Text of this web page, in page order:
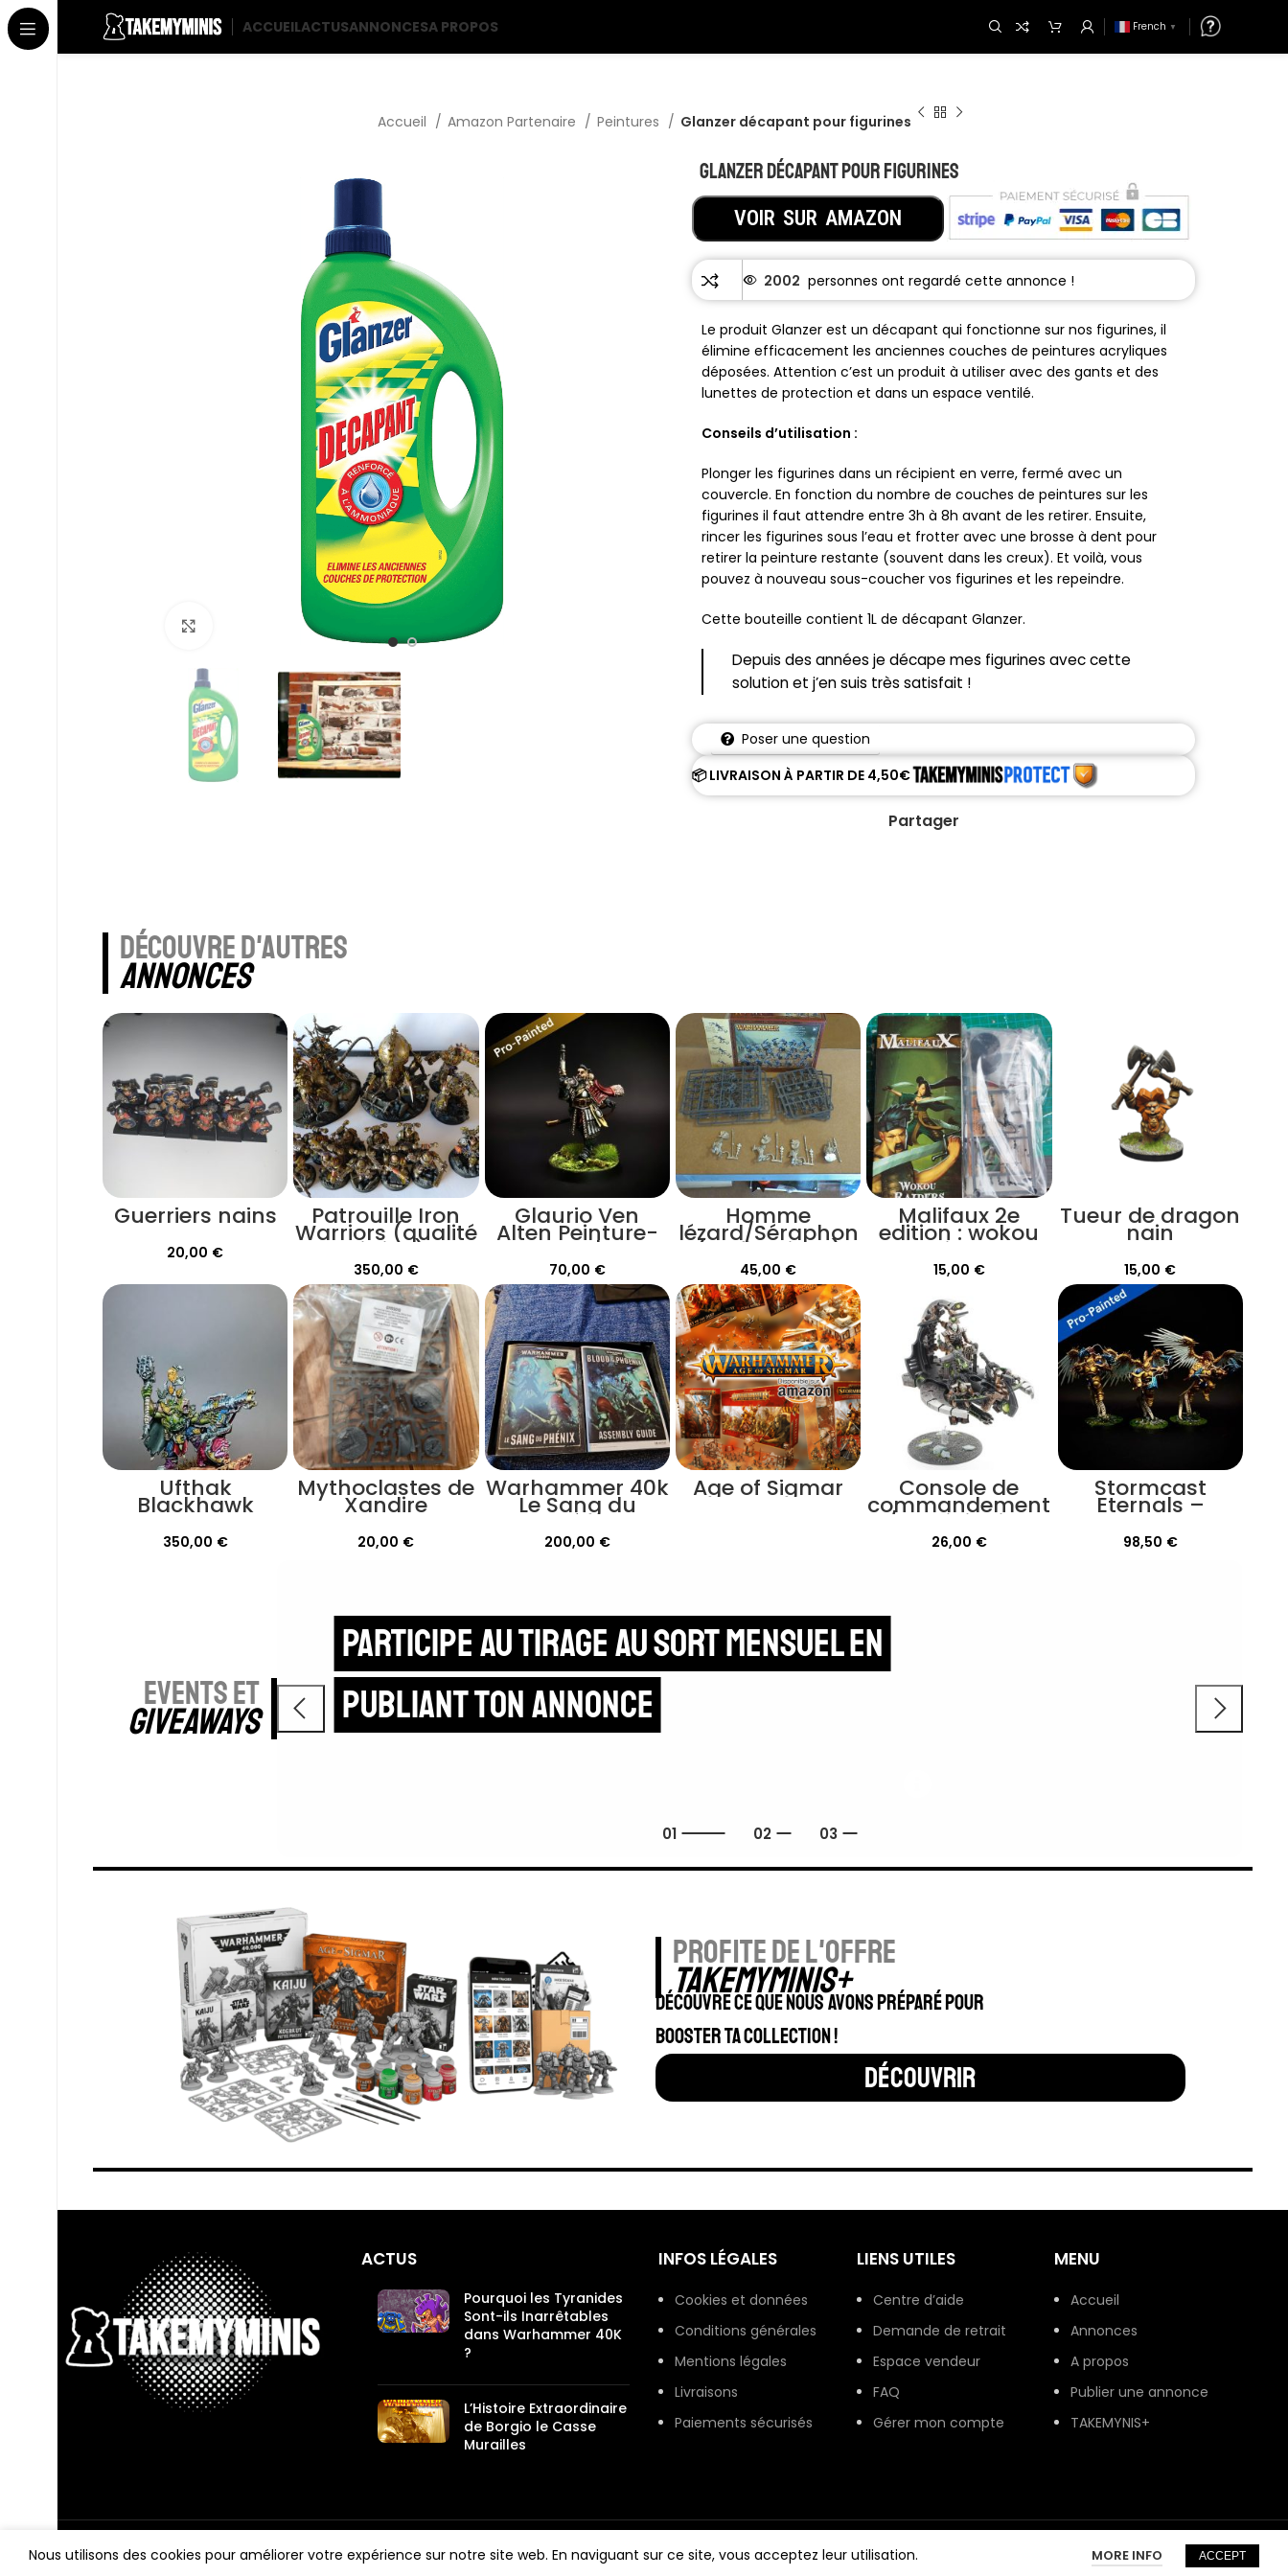
Publier une annonce
Centre d'aide
ACCUEILACTUSANNONCESA PROPOS French ▼
Accueil Amazon Partenaire Peintures Glanzer décapant pour figurines
Click to enlarge
Glanzer décapant pour figurines
VOIR SUR AMAZON
2002
Le produit Glanzer est un décapant qui fonctionne sur nos figurines, il
élimine efficacement les anciennes couches de peintures acryliques
déposées. Attention c’est un produit à utiliser avec des gants et des
lunettes de protection et dans un espace ventilé.
Conseils d’utilisation :
Plonger les figurines dans un récipient en verre, fermé avec un
couvercle. En fonction du nombre de couches de peintures sur les
figurines il faut attendre entre 3h à 8h avant de les retirer. Ensuite,
rincer les figurines sous l’eau et frotter avec une brosse à dent pour
retirer la peinture restante (souvent dans les creux). Et voilà, vous
pouvez à nouveau sous-coucher vos figurines et les repeindre.
Cette bouteille contient 1L de décapant Glanzer.
Depuis des années je décape mes figurines avec cette
solution et j’en suis très satisfait !
Poser une question
📦 LIVRAISON À PARTIR DE 4,50€
Partager
découvre d'autres
annonces
Guerriers nains
20,00 €
Patrouille Iron
Warriors (qualité
vitrine)
350,00 €
Glaurio Ven
Alten Peinture-
pro |
Warhammer
Cursed city
70,00 €
Homme
lézard/Séraphon
(28 figurines)
45,00 €
Malifaux 2e
edition : wokou
raiders
15,00 €
Tueur de dragon
nain
15,00 €
Ufthak
Blackhawk
350,00 €
Mythoclastes de
Xandire
20,00 €
Warhammer 40k
Le Sang du
Phénix
200,00 €
Age of Sigmar Console de
commandement
/ annihilation
Necrons
26,00 €
Stormcast
Eternals –
Prosecutors
Peinture Pro
98,50 €
EVENTS ET
GIVEAWAYS
Participe au tirage au sort mensuel en
publiant ton annonce
profite de l'offre
TAKEMYMINIS+
Découvre ce que nous avons préparé pour
booster ta collection !
découvrir
ACTUS
Pourquoi les Tyranides
Sont-ils Inarrêtables
dans Warhammer 40K
?
L’Histoire Extraordinaire
de Borgio le Casse
Murailles
INFOS LÉGALES
Cookies et données
Conditions générales
Mentions légales
Livraisons
Paiements sécurisés
LIENS UTILES
Centre d’aide
Demande de retrait
Espace vendeur
FAQ
Gérer mon compte
MENU
Accueil
Annonces
A propos
Publier une annonce
TAKEMYNIS+
Tous droits réservés -TAKEMYMINIS 2026
Nous utilisons des cookies pour améliorer votre expérience sur notre site web. En naviguant sur ce site, vous acceptez leur utilisation. MORE INFO ACCEPT